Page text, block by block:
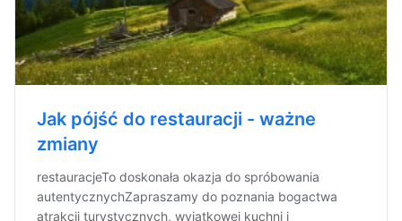
Jak pójść do restauracji - ważne
zmiany
restauracjeTo doskonała okazja do spróbowania
autentycznychZapraszamy do poznania bogactwa
atrakcji turystycznych, wyjątkowej kuchni i